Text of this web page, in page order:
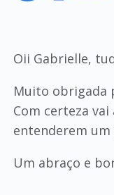
Oii Gabrielle,
Muito obrigada
Com certeza
entenderem um
Um abraço e